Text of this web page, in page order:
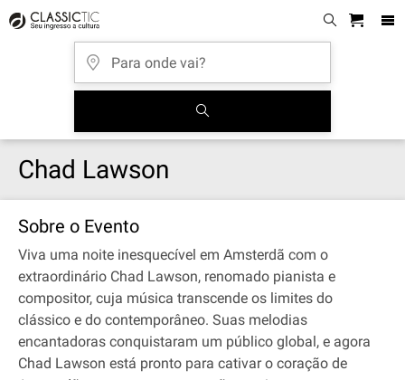
Chad Lawson
Sobre o Evento
Viva uma noite inesquecível em Amsterdã com o
extraordinário Chad Lawson, renomado pianista e
compositor, cuja música transcende os limites do
clássico e do contemporâneo. Suas melodias
encantadoras conquistaram um público global, e agora
Chad Lawson está pronto para cativar o coração de